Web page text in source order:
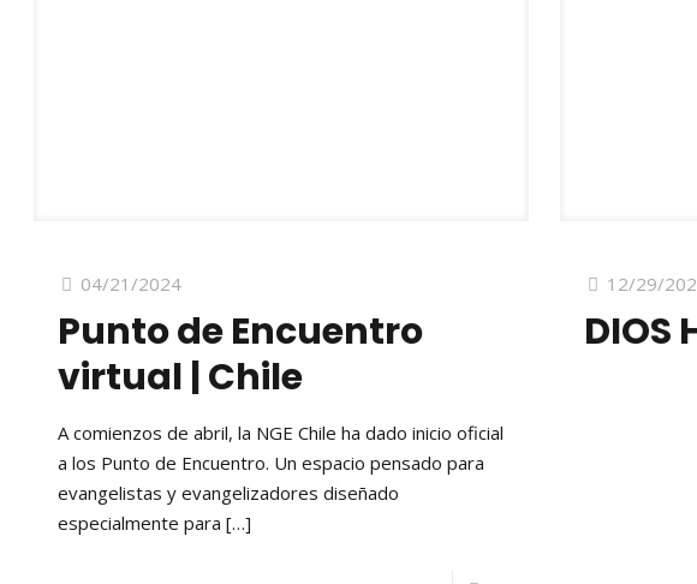
04/21/2024
Punto de Encuentro
virtual | Chile
A comienzos de abril, la NGE Chile ha dado inicio oficial
a los Punto de Encuentro. Un espacio pensado para
evangelistas y evangelizadores diseñado
especialmente para […]
12/29/
DIOS